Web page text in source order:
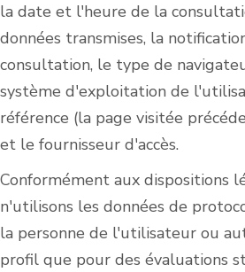
la date et l'heure de la
données transmises, la
consultation, le type de
système d'exploitation de
référence (la page visitée
et le fournisseur d'accès.
Conformément aux dispositions
n'utilisons les données de
la personne de l'utilisateur ou
profil que pour des évaluations